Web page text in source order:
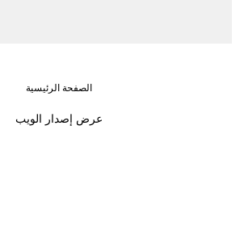
الصفحة الرئيسية
عرض إصدار الويب